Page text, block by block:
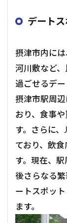
デート
摂津市内に
河川敷など
過ごせるデ
摂津市駅周
おり、食事
す。さらに
ており、飲
す。現在、
後さらなる
ートスポッ
ます。